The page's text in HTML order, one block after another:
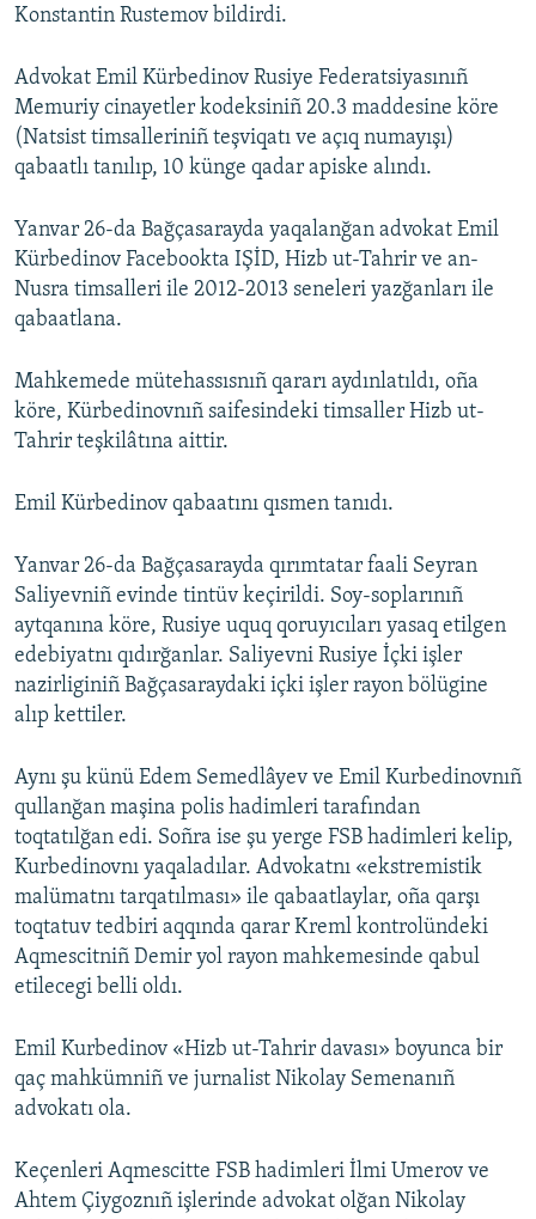
Konstantin Rustemov bildirdi.
Advokat Emil Kürbedinov Rusiye Federatsiyasınıñ
Memuriy cinayetler kodeksiniñ 20.3 maddesine köre
(Natsist timsalleriniñ teşviqatı ve açıq numayışı)
qabaatlı tanılıp, 10 künge qadar apiske alındı.
Yanvar 26-da Bağçasarayda yaqalanğan advokat Emil
Kürbedinov Facebookta IŞİD, Hizb ut-Tahrir ve an-
Nusra timsalleri ile 2012-2013 seneleri yazğanları ile
qabaatlana.
Mahkemede mütehassısnıñ qararı aydınlatıldı, oña
köre, Kürbedinovnıñ saifesindeki timsaller Hizb ut-
Tahrir teşkilâtına aittir.
Emil Kürbedinov qabaatını qısmen tanıdı.
Yanvar 26-da Bağçasarayda qırımtatar faali Seyran
Saliyevniñ evinde tintüv keçirildi. Soy-soplarınıñ
aytqanına köre, Rusiye uquq qoruyıcıları yasaq etilgen
edebiyatnı qıdırğanlar. Saliyevni Rusiye İçki işler
nazirliginiñ Bağçasaraydaki içki işler rayon bölügine
alıp kettiler.
Aynı şu künü Edem Semedlâyev ve Emil Kurbedinovnıñ
qullanğan maşina polis hadimleri tarafından
toqtatılğan edi. Soñra ise şu yerge FSB hadimleri kelip,
Kurbedinovnı yaqaladılar. Advokatnı «ekstremistik
malümatnı tarqatılması» ile qabaatlaylar, oña qarşı
toqtatuv tedbiri aqqında qarar Kreml kontrolündeki
Aqmescitniñ Demir yol rayon mahkemesinde qabul
etilecegi belli oldı.
Emil Kurbedinov «Hizb ut-Tahrir davası» boyunca bir
qaç mahkümniñ ve jurnalist Nikolay Semenanıñ
advokatı ola.
Keçenleri Aqmescitte FSB hadimleri İlmi Umerov ve
Ahtem Çiygoznıñ işlerinde advokat olğan Nikolay